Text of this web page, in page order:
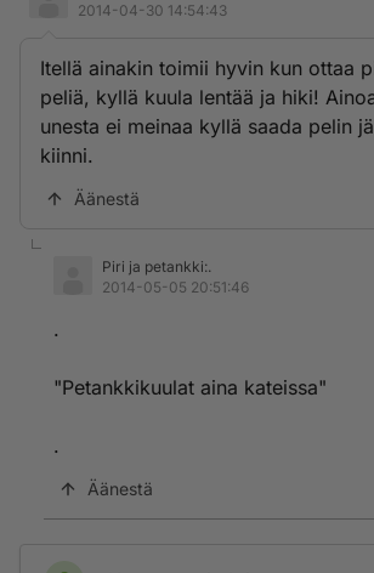
2014-04-30 14:54:43
Itellä ainakin toimii hyvin kun ottaa
peliä, kyllä kuula lentää ja hiki!
unesta ei meinaa kyllä saada pelin
kiinni.
Äänestä
Piri ja petankki:.
2014-05-05 20:51:46
.
"Petankkikuulat aina kateissa"
.
Äänestä